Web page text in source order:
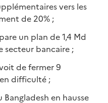
vers les
de 20% ;
un plan de 1,4 Md
secteur bancaire ;
de fermer 9
difficulté ;
Bangladesh en hausse